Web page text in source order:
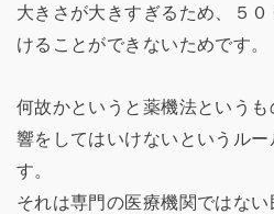
大きさが大きすぎるため、５
けることができないためです。
何故かというと薬機法という
響をしてはいけないというル
す。
それは専門の医療機関ではな